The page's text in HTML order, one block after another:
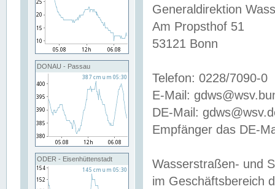
DONAU - Passau
ODER - Eisenhüttenstadt
Generaldirektion
Am Propsthof 51
53121 Bonn
Telefon: 0228/7090-0
E-Mail:
DE-Mail:
Empfänger das DE-
Wasserstraßen- und
im Geschäftsbereich